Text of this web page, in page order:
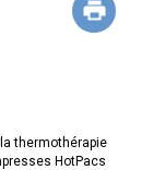
thermothérapie
HotPacs